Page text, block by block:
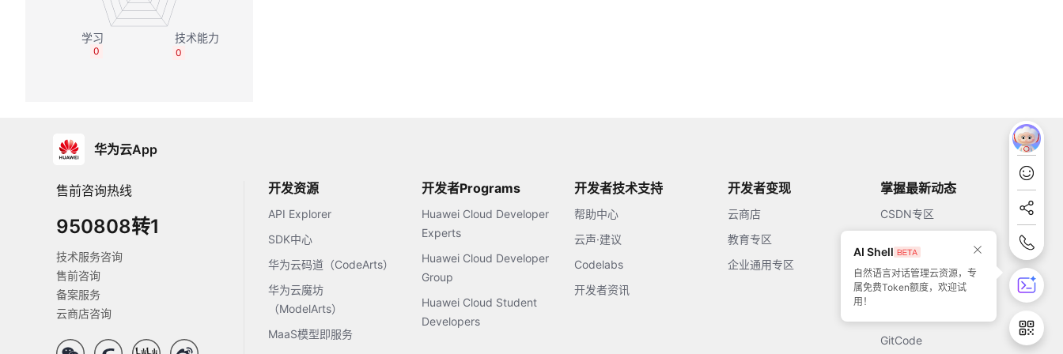
0
0
华为云App
售前咨询热线
950808转1
技术服务咨询
售前咨询
备案服务
云商店咨询
开发资源
API Explorer
SDK中心
华为云码道（CodeArts）
华为云魔坊
（ModelArts）
MaaS模型即服务
开发者Programs
Huawei Cloud Developer
Experts
Huawei Cloud Developer
Group
Huawei Cloud Student
Developers
开发者技术支持
帮助中心
云声·建议
Codelabs
开发者资讯
开发者变现
云商店
教育专区
企业通用专区
掌握最新动态
CSDN专区
51CTO
GitCode
AI Shell
自然语言对话管理云资源，专
属免费Token额度，欢迎试
用！